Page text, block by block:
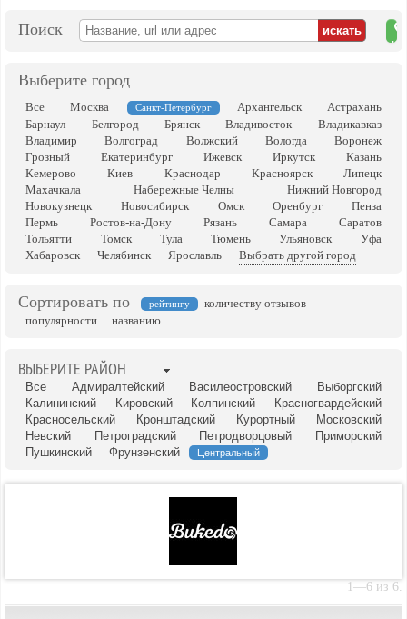
Поиск
на
Выберите город
Все Москва Санкт-Петербург Архангельск
Астрахань
Барнаул
Белгород Брянск Владивосток
Владикавказ
Владимир
Волгоград Волжский Вологда
Воронеж
Грозный
Екатеринбург Ижевск Иркутск
Казань
Кемерово
Киев Краснодар Красноярск
Липецк
Махачкала
Набережные Челны
Нижний Новгород
Новокузнецк
Новосибирск Омск Оренбург
Пенза
Пермь
Ростов-на-Дону Рязань Самара
Саратов
Тольятти
Томск Тула Тюмень Ульяновск
Уфа
Хабаровск
Челябинск Ярославль Выбрать другой город
Сортировать по рейтингу
количеству отзывов
популярности
названию
ВЫБЕРИТЕ РАЙОН
Все Адмиралтейский Василеостровский
Выборгский
Калининский
Кировский Колпинский
Красногвардейский
Красносельский
Кронштадский Курортный
Московский
Невский
Петроградский Петродворцовый
Приморский
Пушкинский
Фрунзенский Центральный
1—6 из 6.